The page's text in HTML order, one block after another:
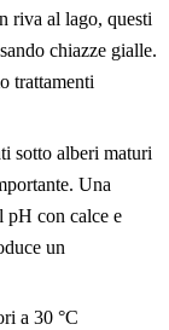
riva al lago, questi
chiazze gialle.
trattamenti
sotto alberi maturi
Una
pH con calce e
un
a 30 °C